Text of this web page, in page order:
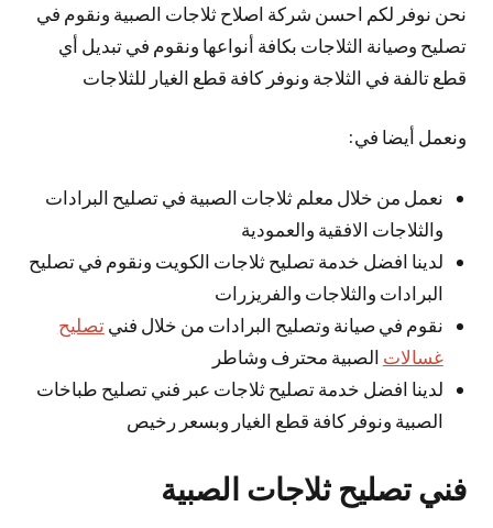
نحن نوفر لكم احسن شركة اصلاح ثلاجات الصبية ونقوم في
تصليح وصيانة الثلاجات بكافة أنواعها ونقوم في تبديل أي
قطع تالفة في الثلاجة ونوفر كافة قطع الغيار للثلاجات
ونعمل أيضا في:
نعمل من خلال معلم ثلاجات الصبية في تصليح البرادات
والثلاجات الافقية والعمودية
لدينا افضل خدمة تصليح ثلاجات الكويت ونقوم في تصليح
البرادات والثلاجات والفريزرات
نقوم في صيانة وتصليح البرادات من خلال فنيتصليح
غسالات الصبية محترف وشاطر
لدينا افضل خدمة تصليح ثلاجات عبر فني تصليح طباخات
الصبية ونوفر كافة قطع الغيار وبسعر رخيص
فني تصليح ثلاجات الصبية